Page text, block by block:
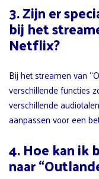
3. Zijn er
bij het
Netflix?
Bij het streamen van
verschillende functies
verschillende
aanpassen voor een
4. Hoe kan ik
naar